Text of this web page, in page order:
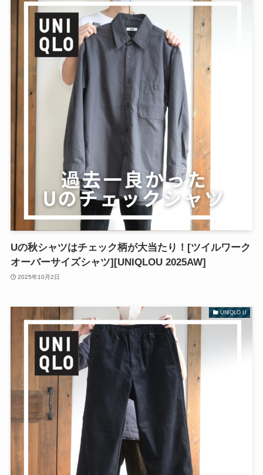
Uの秋シャツはチェック柄が大当たり！[ツイルワーク
オーバーサイズシャツ][UNIQLOU 2025AW]
2025年10月2日
UNIQLO U